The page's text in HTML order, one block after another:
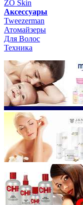
ZO Skin
Aксессуары
Tweezerman
Атомайзеры
Для Волос
Техника